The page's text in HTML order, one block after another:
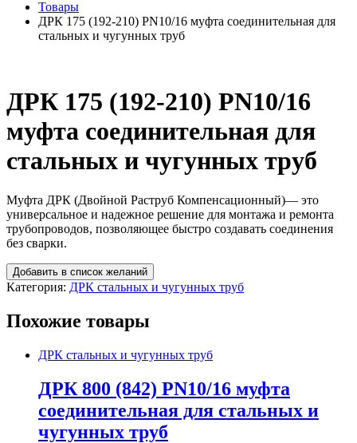
Товары
ДРК 175 (192-210) PN10/16 муфта соединительная для
стальных и чугунных труб
ДРК 175 (192-210) PN10/16
муфта соединительная для
стальных и чугунных труб
Муфта ДРК (Двойной Раструб Компенсационный)— это
универсальное и надежное решение для монтажа и ремонта
трубопроводов, позволяющее быстро создавать соединения
без сварки.
Добавить в список желаний
Категория: ДРК стальных и чугунных труб
Похожие товары
ДРК стальных и чугунных труб
ДРК 800 (842) PN10/16 муфта
соединительная для стальных и
чугунных труб